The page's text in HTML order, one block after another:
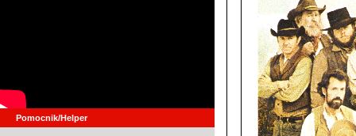
Pomocnik/Helper